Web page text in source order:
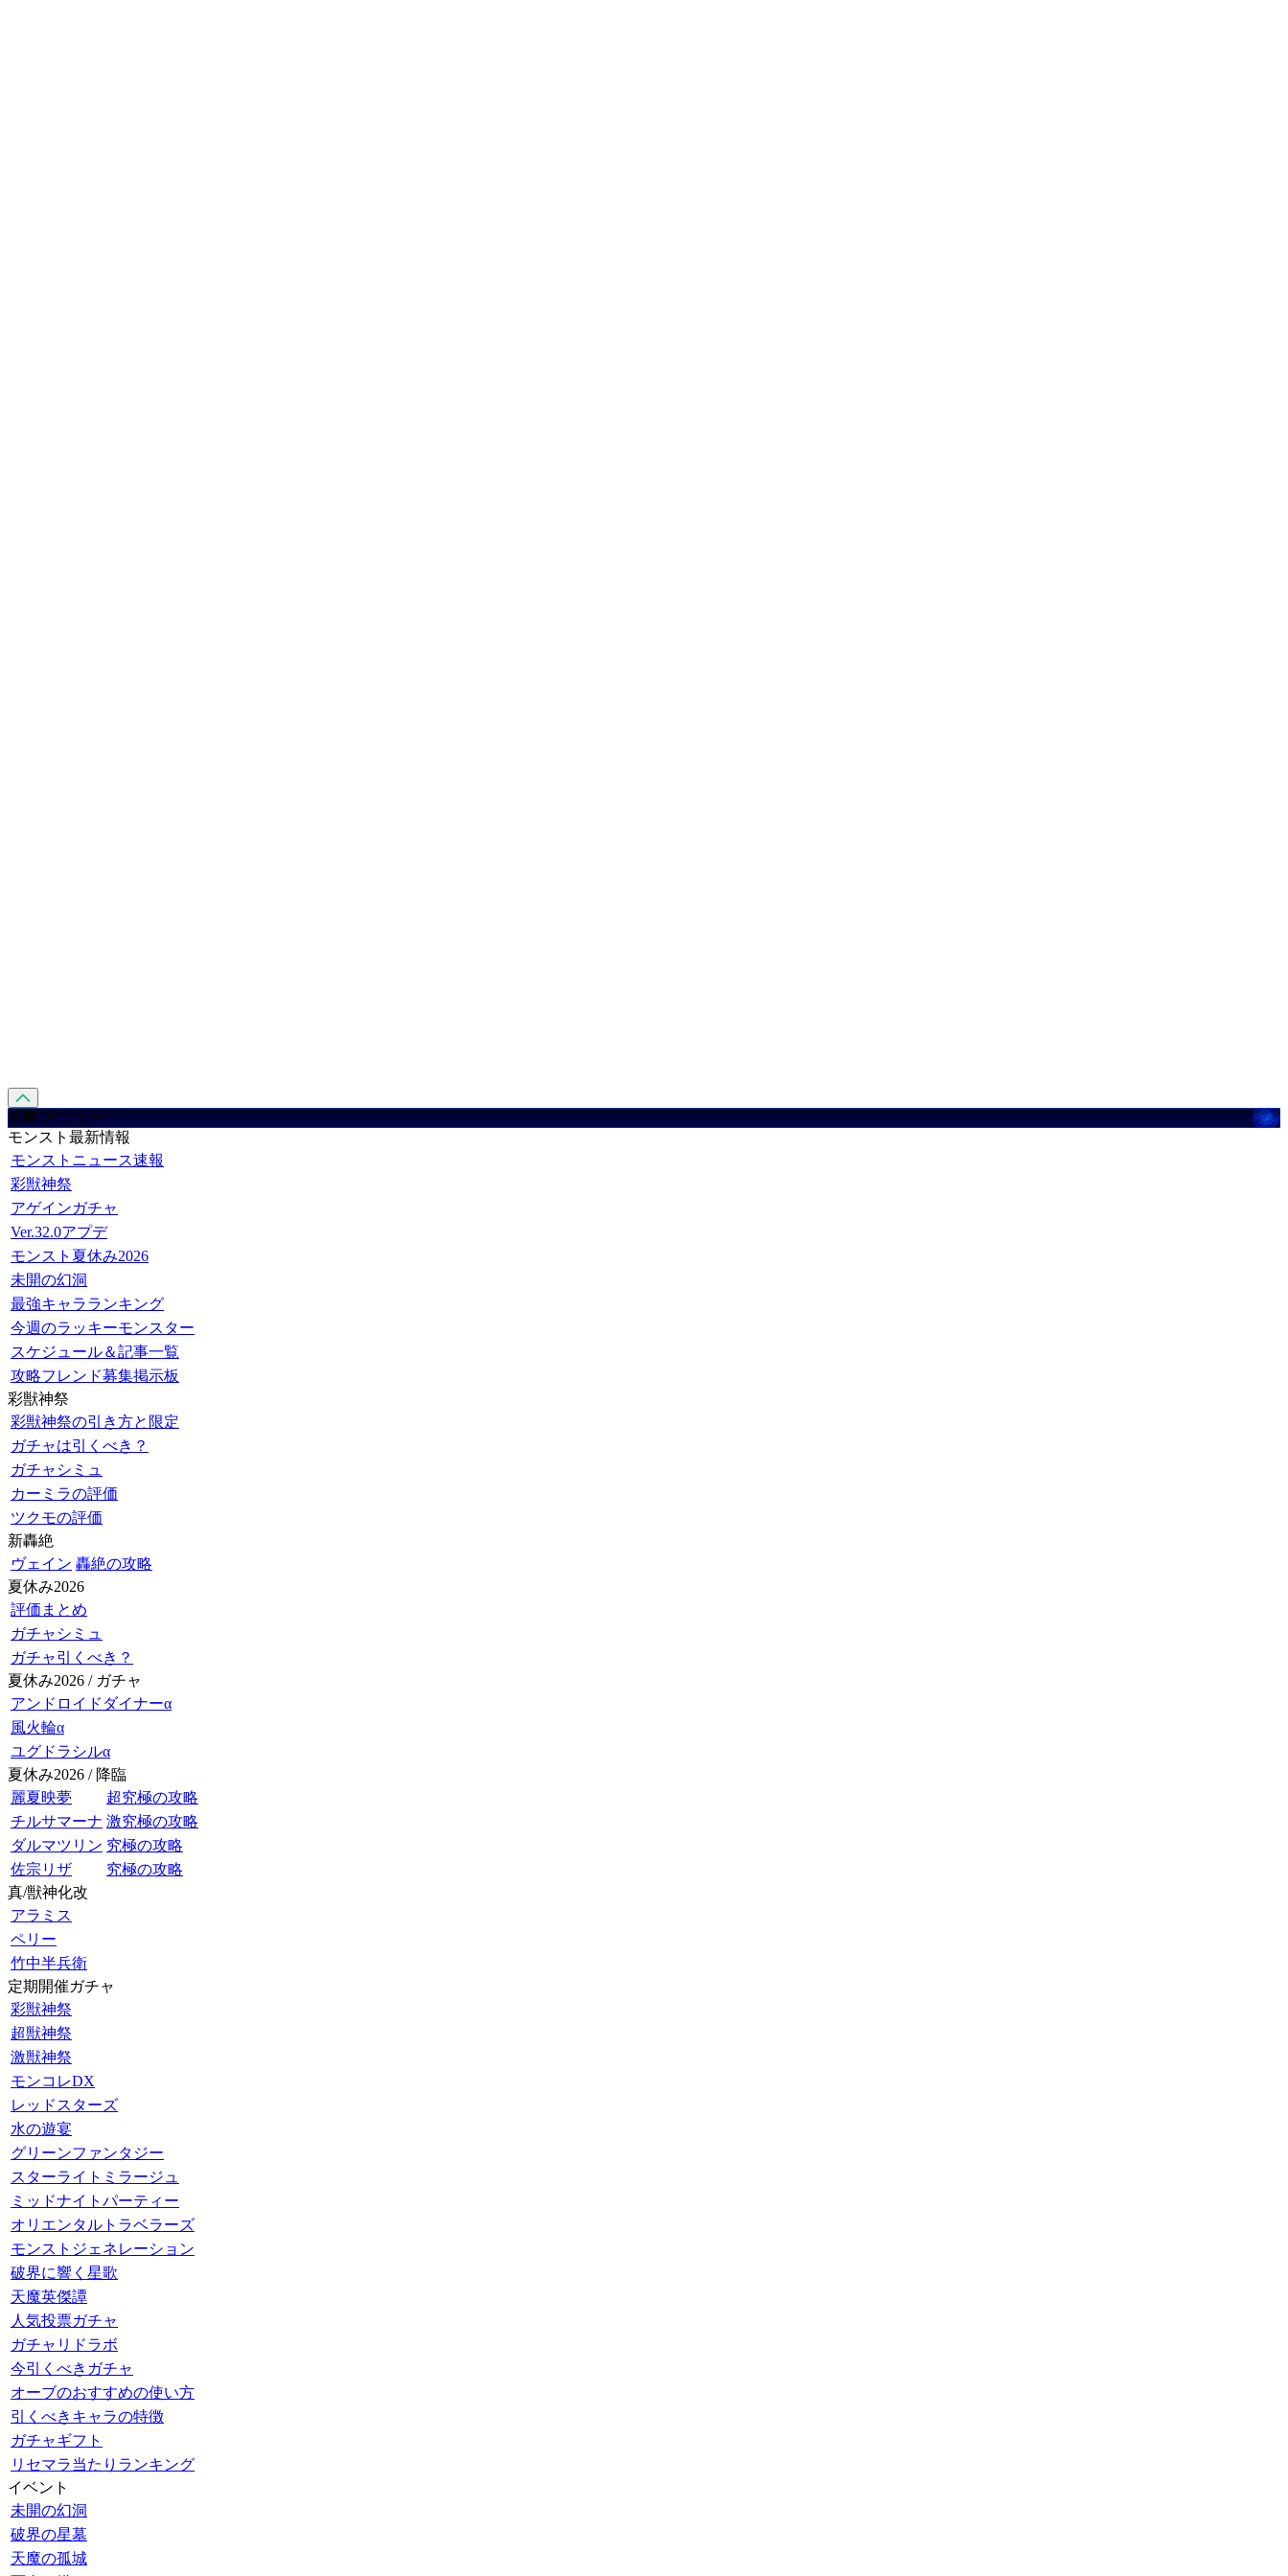
攻略 メニュー
モンスト最新情報
モンストニュース速報
彩獣神祭
アゲインガチャ
Ver.32.0アプデ
モンスト夏休み2026
未開の幻洞
最強キャラランキング
今週のラッキーモンスター
スケジュール＆記事一覧
攻略フレンド募集掲示板
彩獣神祭
彩獣神祭の引き方と限定
ガチャは引くべき？
ガチャシミュ
カーミラの評価
ツクモの評価
新轟絶
ヴェイン 轟絶の攻略
夏休み2026
評価まとめ
ガチャシミュ
ガチャ引くべき？
夏休み2026 / ガチャ
アンドロイドダイナーα
風火輪α
ユグドラシルα
夏休み2026 / 降臨
麗夏映夢
超究極の攻略
チルサマーナ 激究極の攻略
ダルマツリン 究極の攻略
佐宗リザ
究極の攻略
真/獣神化改
アラミス
ペリー
竹中半兵衛
定期開催ガチャ
彩獣神祭
超獣神祭
激獣神祭
モンコレDX
レッドスターズ
水の遊宴
グリーンファンタジー
スターライトミラージュ
ミッドナイトパーティー
オリエンタルトラベラーズ
モンストジェネレーション
破界に響く星歌
天魔英傑譚
人気投票ガチャ
ガチャリドラボ
今引くべきガチャ
オーブのおすすめの使い方
引くべきキャラの特徴
ガチャギフト
リセマラ当たりランキング
イベント
未開の幻洞
破界の星墓
天魔の孤城